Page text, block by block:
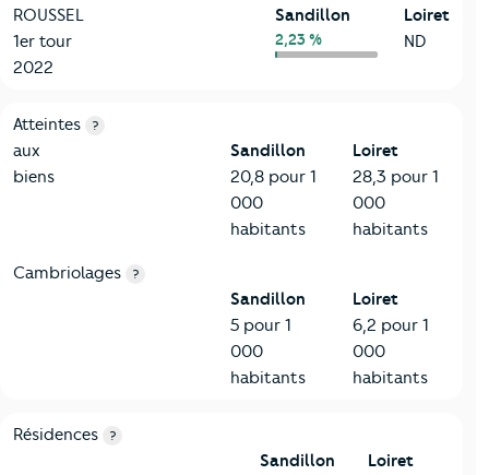
ROUSSEL
1er tour
2022
Sandillon
2,23 %
Loiret
ND
7-Sécurité
Critères
Atteintes
aux
biens
?
Sandillon
20,8 pour 1
000
habitants
Loiret
28,3 pour 1
000
habitants
Cambriolages ?
Sandillon
5 pour 1
000
habitants
Loiret
6,2 pour 1
000
habitants
8-Chauffage
Critères Sandillon
Résidences ?
Sandillon
Loiret